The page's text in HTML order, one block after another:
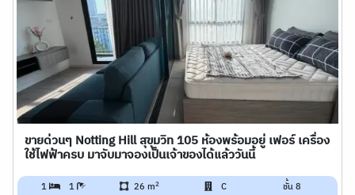
ขายด่วนๆ Notting Hill สุขุมวิท 105 ห้องพร้อมอยู่ เฟอร์ เครื่อง
ใช้ไฟฟ้าครบ มาจับมาจองเป็นเจ้าของได้แล้ววันนี้
1 1 26 m2 C ชั้น 8